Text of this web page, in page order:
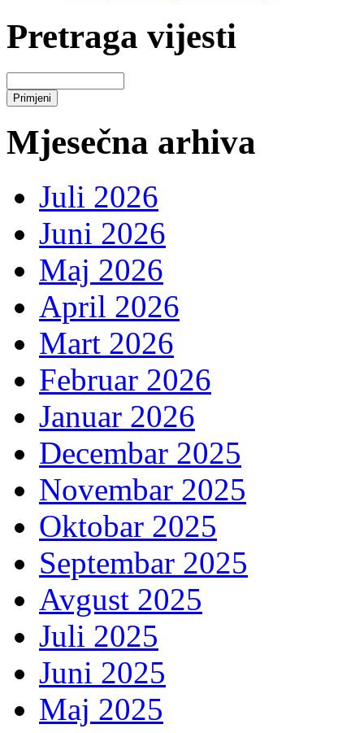
Pretraga vijesti
Mjesečna arhiva
Juli 2026
Juni 2026
Maj 2026
April 2026
Mart 2026
Februar 2026
Januar 2026
Decembar 2025
Novembar 2025
Oktobar 2025
Septembar 2025
Avgust 2025
Juli 2025
Juni 2025
Maj 2025